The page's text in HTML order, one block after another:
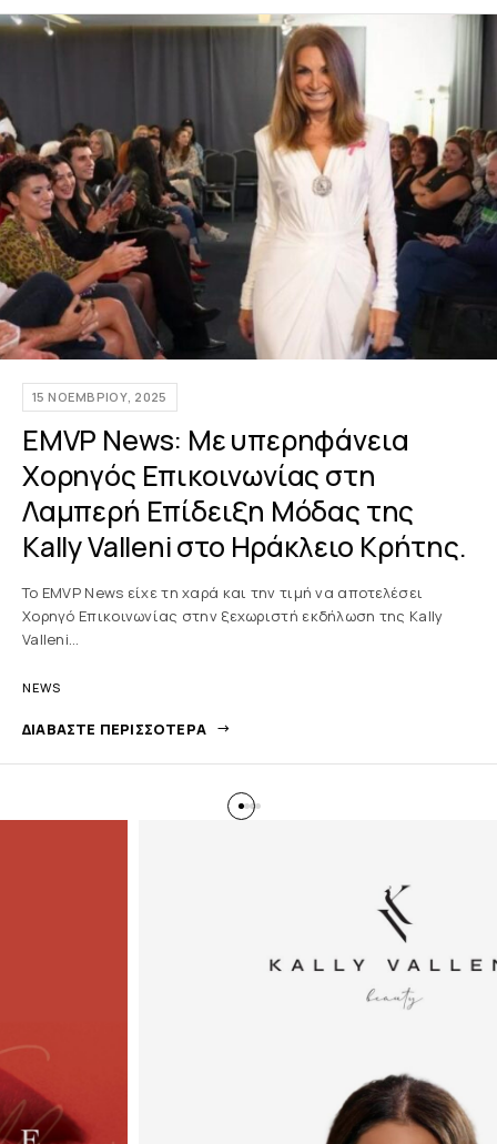
15 ΝΟΕΜΒΡΊΟΥ, 2025
EMVP News: Με υπερηφάνεια
Χορηγός Επικοινωνίας στη
Λαμπερή Επίδειξη Μόδας της
Kally Valleni στο Ηράκλειο Κρήτης.
Το EMVP News είχε τη χαρά και την τιμή να αποτελέσει
Χορηγό Επικοινωνίας στην ξεχωριστή εκδήλωση της Kally
Valleni…
NEWS
ΔΙΑΒΆΣΤΕ ΠΕΡΙΣΣΌΤΕΡΑ